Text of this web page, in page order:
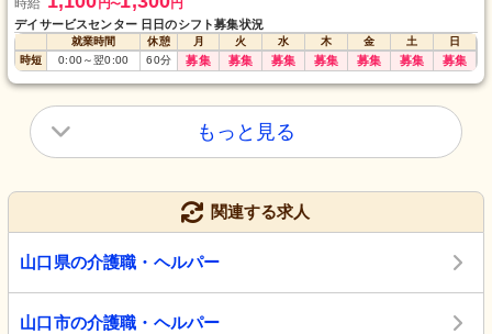
時給 円〜 円
デイサービスセンター 日日のシフト募集状況
就業時間 休憩 月 火 水 木 金 土
日
時短
0:00～翌0:00 60分 募集 募集 募集 募集 募集 募集 募集
もっと見る
関連する求人
山口県の介護職・ヘルパー
山口市の介護職・ヘルパー